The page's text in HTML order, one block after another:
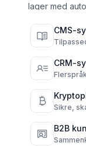
lager med
CMS-
innhold.
CRM-
Sikre,
B2B